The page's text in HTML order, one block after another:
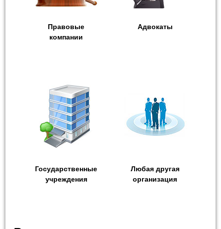
Правовые
компании
Адвокаты
Государственные
учреждения
Любая другая
организация